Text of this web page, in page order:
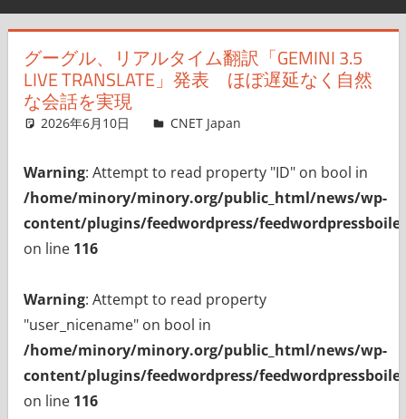
グーグル、リアルタイム翻訳「GEMINI 3.5
LIVE TRANSLATE」発表 ほぼ遅延なく自然
な会話を実現
2026年6月10日 CNET Japan
Warning: Attempt to read property "ID" on bool in
/home/minory/minory.org/public_html/news/wp-
content/plugins/feedwordpress/
on line 116
Warning: Attempt to read property
"user_nicename" on bool in
/home/minory/minory.org/public_html/news/wp-
content/plugins/feedwordpress/
on line 116